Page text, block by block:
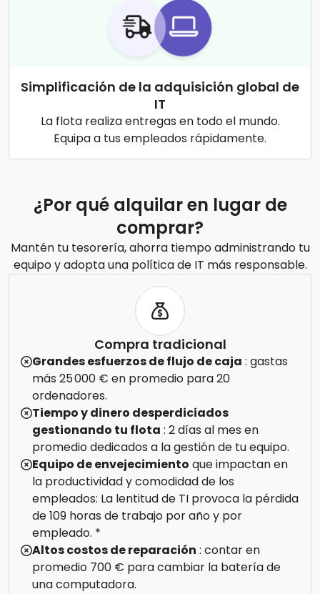
Simplificación de la adquisición global de
IT
La flota realiza entregas en todo el mundo.
Equipa a tus empleados rápidamente.
¿Por qué alquilar en lugar de
comprar?
Mantén tu tesorería, ahorra tiempo administrando tu
equipo y adopta una política de IT más responsable.
Compra tradicional
Grandes esfuerzos de flujo de caja : gastas
más 25 000 € en promedio para 20
ordenadores.
Tiempo y dinero desperdiciados
gestionando tu flota : 2 días al mes en
promedio dedicados a la gestión de tu equipo.
Equipo de envejecimiento que impactan en
la productividad y comodidad de los
empleados: La lentitud de TI provoca la pérdida
de 109 horas de trabajo por año y por
empleado. *
Altos costos de reparación : contar en
promedio 700 € para cambiar la batería de
una computadora.